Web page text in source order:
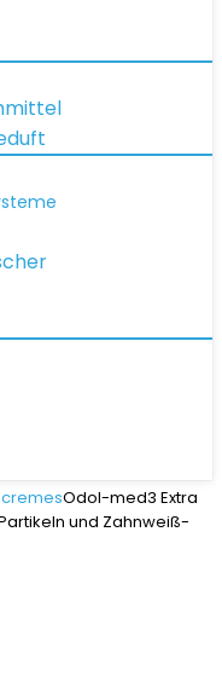
Odol-med3 Extra
und Zahnweiß-